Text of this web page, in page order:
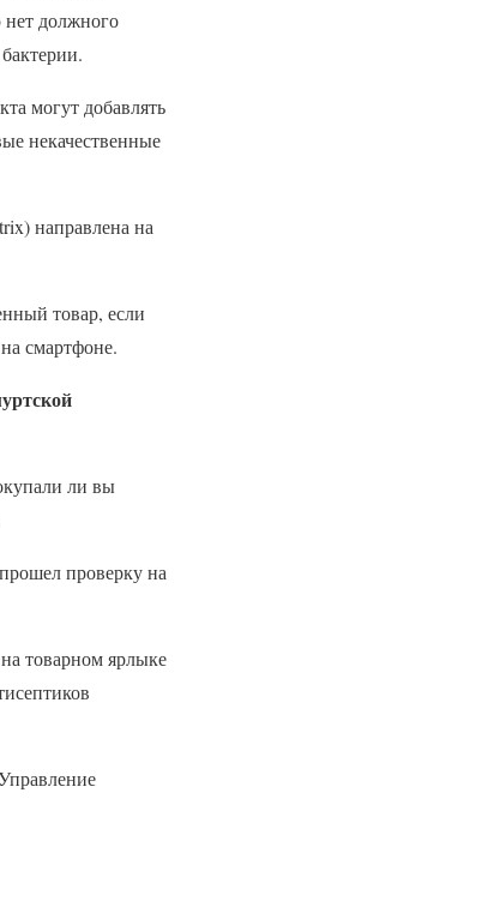
нет должного
могут добавлять
некачественные
направлена на
товар, если
смартфоне.
ли вы
проверку на
товарном ярлыке